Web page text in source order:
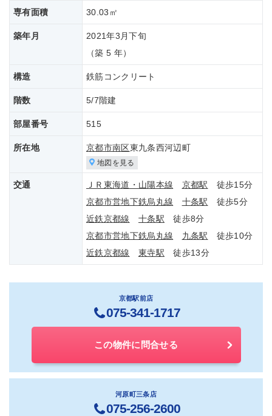
専有面積 30.03㎡
築年月
2021年3月下旬
（築 5 年）
構造 鉄筋コンクリート
階数 5/7階建
部屋番号 515
所在地 京都市南区東九条西河辺町
地図を見る
交通 ＪＲ東海道・山陽本線 京都駅 徒歩15分
京都市営地下鉄烏丸線
十条駅 徒歩5分
近鉄京都線
十条駅 徒歩8分
京都市営地下鉄烏丸線
九条駅 徒歩10分
近鉄京都線
東寺駅 徒歩13分
京都駅前店
075-341-1717
この物件に問合せる
河原町三条店
075-256-2600